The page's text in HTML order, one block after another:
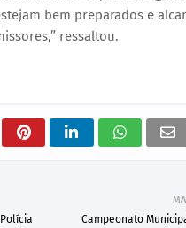
bem preparados e
ressaltou.
Campeonato